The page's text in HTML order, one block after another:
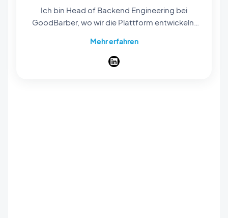
Ich bin Head of Backend Engineering bei
GoodBarber, wo wir die Plattform entwickeln,
eine Zeile Code zu schreiben. Mein Team
verantwortet alles, was hinter den Kulissen
Mehr erfahren